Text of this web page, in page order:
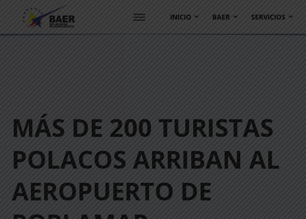
INICIO BAER SERVICIOS
MÁS DE 200 TURISTAS
POLACOS ARRIBAN AL
AEROPUERTO DE